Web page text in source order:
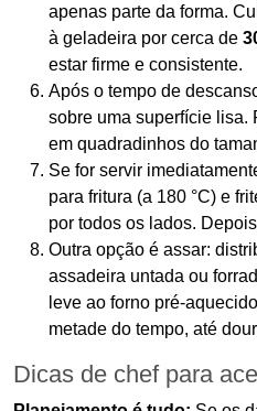
apenas parte da forma.
à geladeira por cerca de
estar firme e consistente.
Após o tempo de
sobre uma superfície lisa.
em quadradinhos do
Se for servir
para fritura (a 180 °C) e
por todos os lados.
Outra opção é assar:
assadeira untada ou
leve ao forno pré-
metade do tempo, até
Dicas de chef para